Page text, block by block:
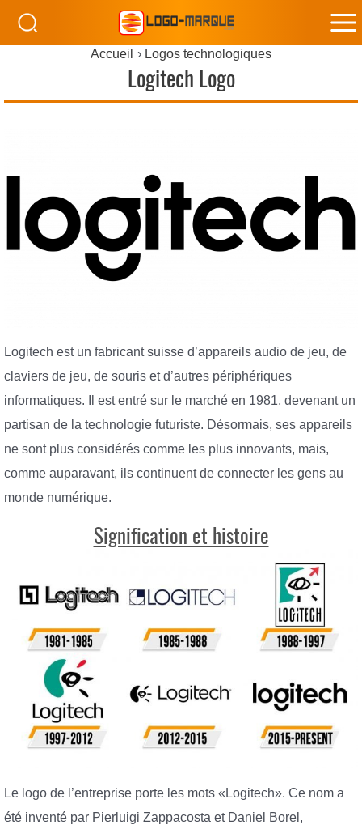
Accueil Logos technologiques
Logitech Logo
Logitech est un fabricant suisse d’appareils audio de jeu, de
claviers de jeu, de souris et d’autres périphériques
informatiques. Il est entré sur le marché en 1981, devenant un
partisan de la technologie futuriste. Désormais, ses appareils
ne sont plus considérés comme les plus innovants, mais,
comme auparavant, ils continuent de connecter les gens au
monde numérique.
Signification et histoire
Le logo de l’entreprise porte les mots «Logitech». Ce nom a
été inventé par Pierluigi Zappacosta et Daniel Borel,